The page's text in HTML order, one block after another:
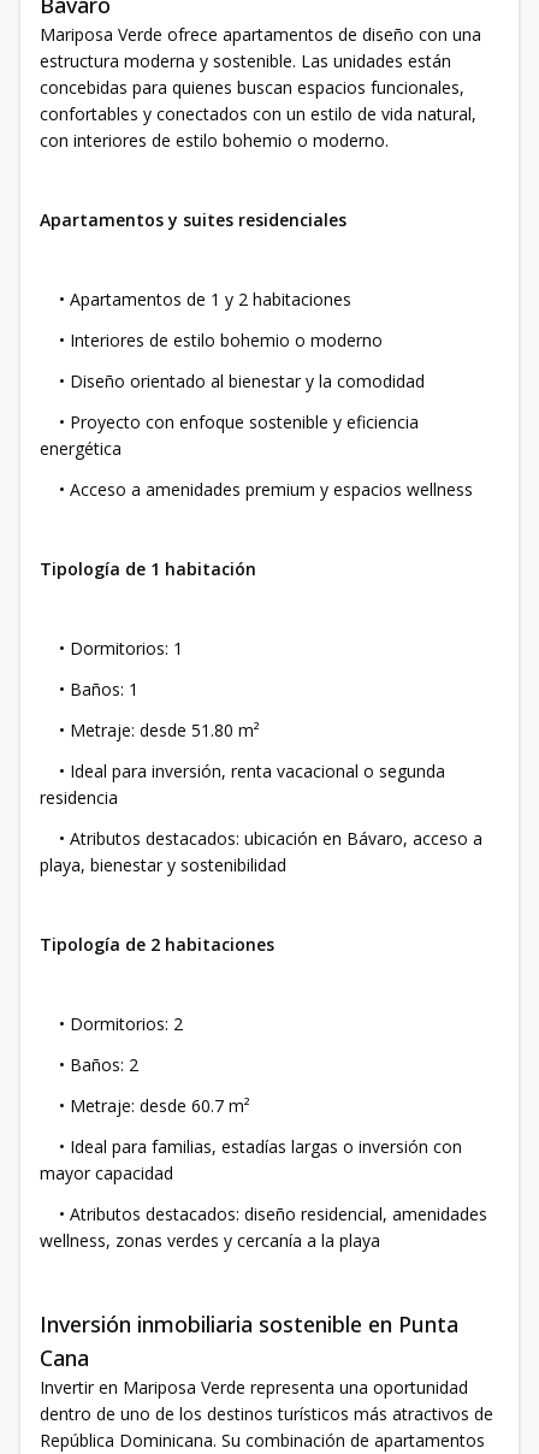
Mariposa Verde ofrece apartamentos de diseño con una
estructura moderna y sostenible. Las unidades están
concebidas para quienes buscan espacios funcionales,
confortables y conectados con un estilo de vida natural,
con interiores de estilo bohemio o moderno.
Apartamentos y suites residenciales
• Apartamentos de 1 y 2 habitaciones
• Interiores de estilo bohemio o moderno
• Diseño orientado al bienestar y la comodidad
• Proyecto con enfoque sostenible y eficiencia
energética
• Acceso a amenidades premium y espacios wellness
Tipología de 1 habitación
• Dormitorios: 1
• Baños: 1
• Metraje: desde 51.80 m²
• Ideal para inversión, renta vacacional o segunda
residencia
• Atributos destacados: ubicación en Bávaro, acceso a
playa, bienestar y sostenibilidad
Tipología de 2 habitaciones
• Dormitorios: 2
• Baños: 2
• Metraje: desde 60.7 m²
• Ideal para familias, estadías largas o inversión con
mayor capacidad
• Atributos destacados: diseño residencial, amenidades
wellness, zonas verdes y cercanía a la playa
Inversión inmobiliaria sostenible en Punta
Cana
Invertir en Mariposa Verde representa una oportunidad
dentro de uno de los destinos turísticos más atractivos de
República Dominicana. Su combinación de apartamentos